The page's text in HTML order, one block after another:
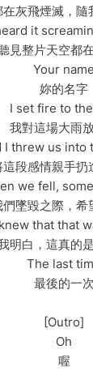
灰飛煙滅，隨
it
見整片天空都
Your name
妳的名字
I set fire to
我對這場大雨
I threw us into
這段感情親手扔
we fell,
們墜毀之際，希
that that
明白，這真的
The last
最後的一次
[Outro]
Oh
喔